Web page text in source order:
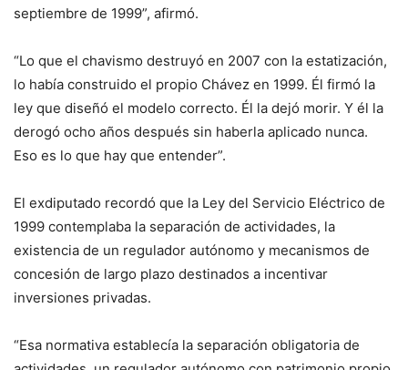
septiembre de 1999”, afirmó.
“Lo que el chavismo destruyó en 2007 con la estatización,
lo había construido el propio Chávez en 1999. Él firmó la
ley que diseñó el modelo correcto. Él la dejó morir. Y él la
derogó ocho años después sin haberla aplicado nunca.
Eso es lo que hay que entender”.
El exdiputado recordó que la Ley del Servicio Eléctrico de
1999 contemplaba la separación de actividades, la
existencia de un regulador autónomo y mecanismos de
concesión de largo plazo destinados a incentivar
inversiones privadas.
“Esa normativa establecía la separación obligatoria de